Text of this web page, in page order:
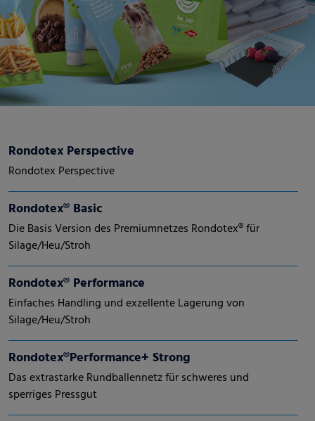
Rondotex Perspective
Rondotex Perspective
Rondotex® Basic
Die Basis Version des Premiumnetzes Rondotex® für
Silage/Heu/Stroh
Rondotex® Performance
Einfaches Handling und exzellente Lagerung von
Silage/Heu/Stroh
Rondotex®Performance+ Strong
Das extrastarke Rundballennetz für schweres und
sperriges Pressgut